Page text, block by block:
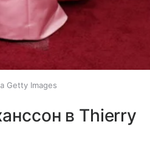
Getty Images
в Thierry